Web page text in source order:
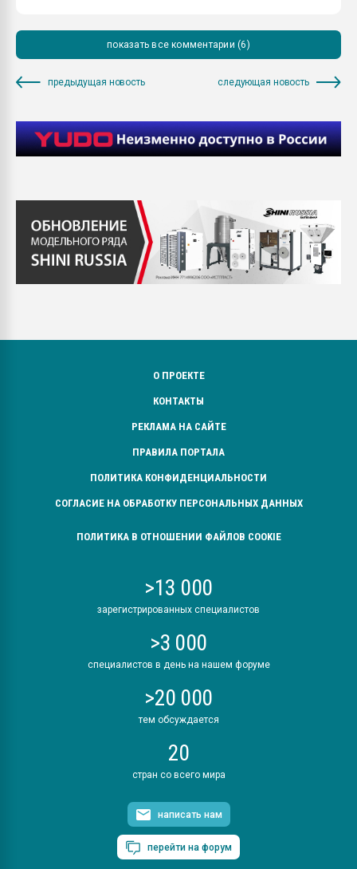
показать все комментарии (6)
предыдущая новость следующая новость
О ПРОЕКТЕ
КОНТАКТЫ
РЕКЛАМА НА САЙТЕ
ПРАВИЛА ПОРТАЛА
ПОЛИТИКА КОНФИДЕНЦИАЛЬНОСТИ
СОГЛАСИЕ НА ОБРАБОТКУ ПЕРСОНАЛЬНЫХ ДАННЫХ
ПОЛИТИКА В ОТНОШЕНИИ ФАЙЛОВ COOKIE
>13 000
зарегистрированных специалистов
>3 000
специалистов в день на нашем форуме
>20 000
тем обсуждается
20
стран со всего мира
написать нам
перейти на форум